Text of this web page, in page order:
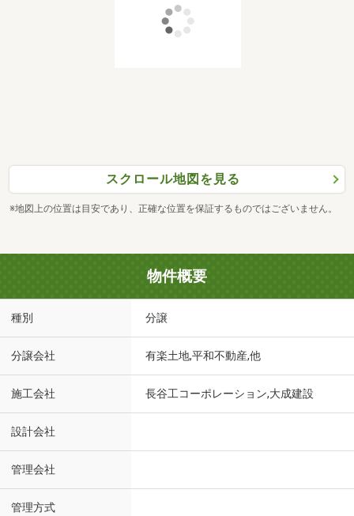
スクロール地図を見る
※地図上の位置は目安であり、正確な位置を保証するものではございません。
物件概要
種別 分譲
分譲会社 有楽土地,平和不動産,他
施工会社 長谷工コーポレーション,大成建設
設計会社
管理会社
管理方式